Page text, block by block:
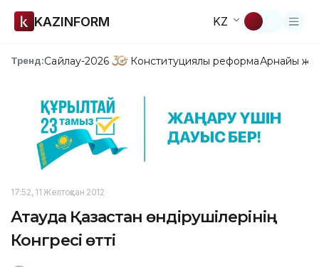
KAZINFORM KZ
Тренд:Сайлау-2026 Конституциялық реформаАрнайы
17:52, 11 Желтоқсан 2012
Ақтауда Қазақстан өндірушілерінің
Конгресі өтті